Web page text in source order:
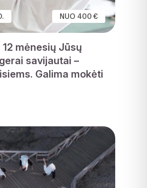
NUO 400 €
12 mėnesių Jūsų
savijautai –
Galima mokėti